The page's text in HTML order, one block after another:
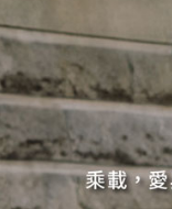
MT-07
550+
MT-15